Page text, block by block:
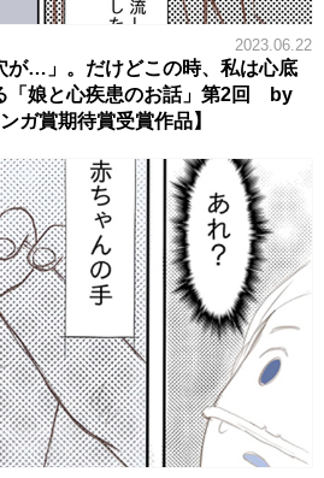
2023.06.22
が…」。だけどこの時、私は心底
「娘と心疾患のお話」第2回 by
ガ賞期待賞受賞作品】